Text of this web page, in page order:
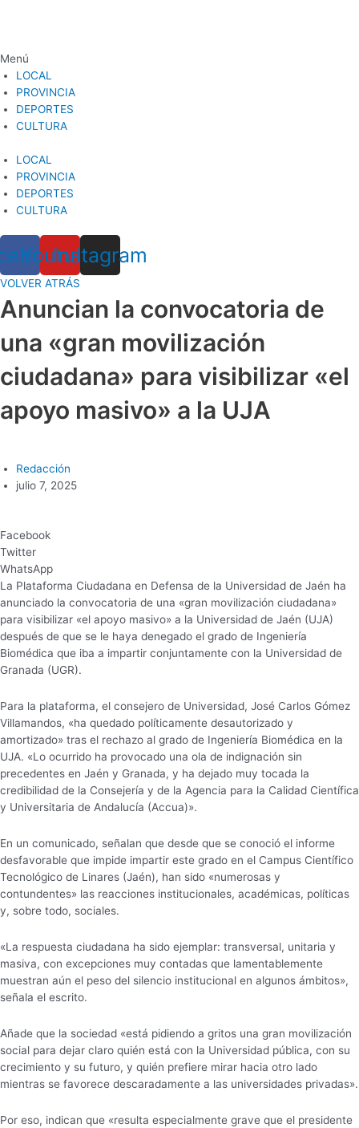
Menú
LOCAL
PROVINCIA
DEPORTES
CULTURA
LOCAL
PROVINCIA
DEPORTES
CULTURA
Youtube
Instagram
VOLVER ATRÁS
Anuncian la convocatoria de
una «gran movilización
ciudadana» para visibilizar «el
apoyo masivo» a la UJA
Redacción
julio 7, 2025
Facebook
Twitter
WhatsApp
La Plataforma Ciudadana en Defensa de la Universidad de Jaén ha
anunciado la convocatoria de una «gran movilización ciudadana»
para visibilizar «el apoyo masivo» a la Universidad de Jaén (UJA)
después de que se le haya denegado el grado de Ingeniería
Biomédica que iba a impartir conjuntamente con la Universidad de
Granada (UGR).
Para la plataforma, el consejero de Universidad, José Carlos Gómez
Villamandos, «ha quedado políticamente desautorizado y
amortizado» tras el rechazo al grado de Ingeniería Biomédica en la
UJA. «Lo ocurrido ha provocado una ola de indignación sin
precedentes en Jaén y Granada, y ha dejado muy tocada la
credibilidad de la Consejería y de la Agencia para la Calidad Científica
y Universitaria de Andalucía (Accua)».
En un comunicado, señalan que desde que se conoció el informe
desfavorable que impide impartir este grado en el Campus Científico
Tecnológico de Linares (Jaén), han sido «numerosas y
contundentes» las reacciones institucionales, académicas, políticas
y, sobre todo, sociales.
«La respuesta ciudadana ha sido ejemplar: transversal, unitaria y
masiva, con excepciones muy contadas que lamentablemente
muestran aún el peso del silencio institucional en algunos ámbitos»,
señala el escrito.
Añade que la sociedad «está pidiendo a gritos una gran movilización
social para dejar claro quién está con la Universidad pública, con su
crecimiento y su futuro, y quién prefiere mirar hacia otro lado
mientras se favorece descaradamente a las universidades privadas».
Por eso, indican que «resulta especialmente grave que el presidente